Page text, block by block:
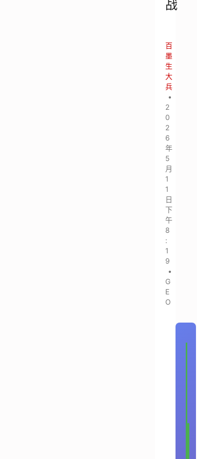
战
百
墨
生
大
兵
•
2
0
2
6
年
5
月
1
1
日
下
午
8
:
1
9
•
G
E
O